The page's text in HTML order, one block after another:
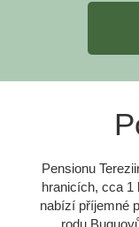
Pensionu
hranicích, cca 1
nabízí příjemné
rodu